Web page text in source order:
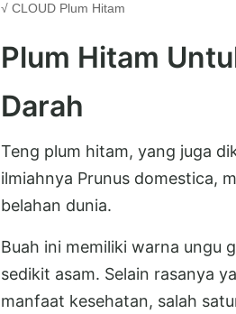
√ CLOUD Plum Hitam
Plum Hitam
Darah
Teng plum hitam, yang juga
ilmiahnya Prunus domestica,
belahan dunia.
Buah ini memiliki warna ungu
sedikit asam. Selain rasanya
manfaat kesehatan, salah